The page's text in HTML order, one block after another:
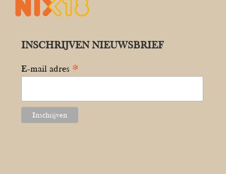
INSCHRIJVEN NIEUWSBRIEF
E-mail adres *